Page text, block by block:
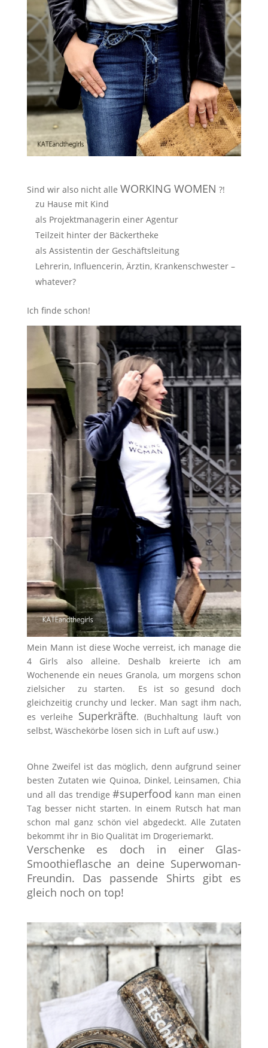
Sind wir also nicht alle WORKING WOMEN ?!
zu Hause mit Kind
als Projektmanagerin einer Agentur
Teilzeit hinter der Bäckertheke
als Assistentin der Geschäftsleitung
Lehrerin, Influencerin, Ärztin, Krankenschwester –
whatever?
Ich finde schon!
Mein Mann ist diese Woche verreist, ich manage die
4 Girls also alleine. Deshalb kreierte ich am
Wochenende ein neues Granola, um morgens schon
zielsicher zu starten. Es ist so gesund doch
gleichzeitig crunchy und lecker. Man sagt ihm nach,
es verleihe Superkräfte. (Buchhaltung läuft von
selbst, Wäschekörbe lösen sich in Luft auf usw.)
Ohne Zweifel ist das möglich, denn aufgrund seiner
besten Zutaten wie Quinoa, Dinkel, Leinsamen, Chia
und all das trendige#superfood kann man einen
Tag besser nicht starten. In einem Rutsch hat man
schon mal ganz schön viel abgedeckt. Alle Zutaten
bekommt ihr in Bio Qualität im Drogeriemarkt.
Verschenke es doch in einer Glas-
Smoothieflasche an deine Superwoman-
Freundin. Das passende Shirts gibt es
gleich noch on top!